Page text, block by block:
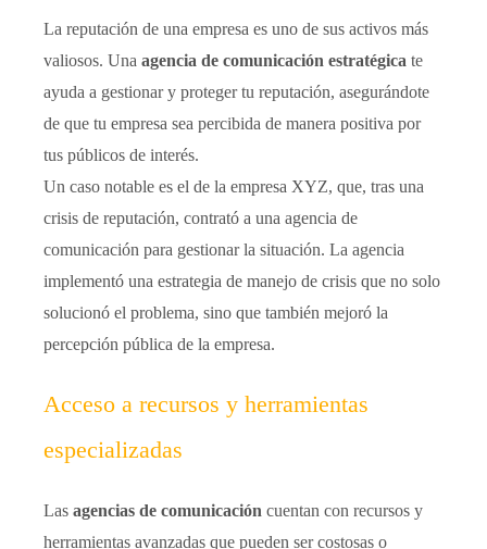
La reputación de una empresa es uno de sus activos más
valiosos. Una agencia de comunicación estratégica te
ayuda a gestionar y proteger tu reputación, asegurándote
de que tu empresa sea percibida de manera positiva por
tus públicos de interés.
Un caso notable es el de la empresa XYZ, que, tras una
crisis de reputación, contrató a una agencia de
comunicación para gestionar la situación. La agencia
implementó una estrategia de manejo de crisis que no solo
solucionó el problema, sino que también mejoró la
percepción pública de la empresa.
Acceso a recursos y herramientas
especializadas
Las agencias de comunicación cuentan con recursos y
herramientas avanzadas que pueden ser costosas o